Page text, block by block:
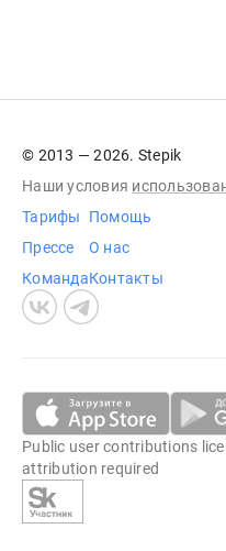
© 2013 — 2026. Stepik
Наши условия
Тарифы
Прессе
Команда
Помощь
О нас
Контакты
Public user contributions
attribution required